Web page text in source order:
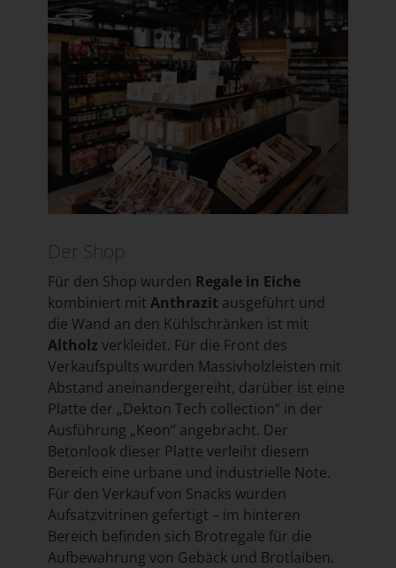
Der Shop
Für den Shop wurden Regale in Eiche
kombiniert mit Anthrazit ausgeführt und
die Wand an den Kühlschränken ist mit
Altholz verkleidet. Für die Front des
Verkaufspults wurden Massivholzleisten mit
Abstand aneinandergereiht, darüber ist eine
Platte der „Dekton Tech collection“ in der
Ausführung „Keon“ angebracht. Der
Betonlook dieser Platte verleiht diesem
Bereich eine urbane und industrielle Note.
Für den Verkauf von Snacks wurden
Aufsatzvitrinen gefertigt – im hinteren
Bereich befinden sich Brotregale für die
Aufbewahrung von Gebäck und Brotlaiben.